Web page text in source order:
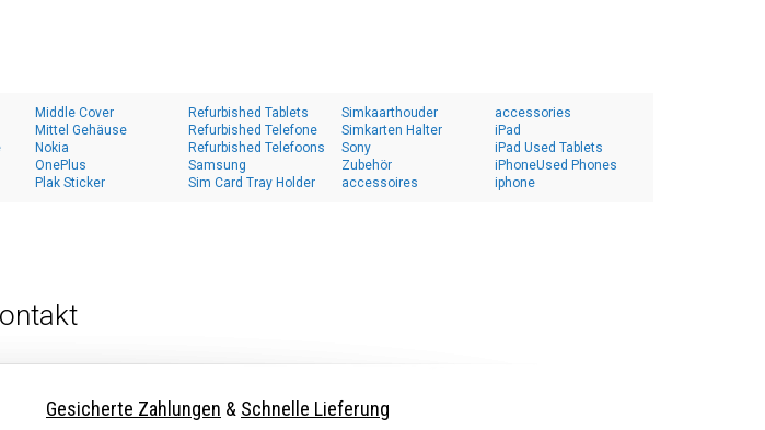
Middle Cover
Mittel Gehäuse
Nokia
OnePlus
Plak Sticker
Refurbished Tablets
Refurbished Telefone
Refurbished Telefoons
Samsung
Sim Card Tray Holder
Simkaarthouder
Simkarten Halter
Sony
Zubehör
accessoires
accessories
iPad
iPad Used Tablets
iPhoneUsed Phones
iphone
Gesicherte Zahlungen & Schnelle Lieferung